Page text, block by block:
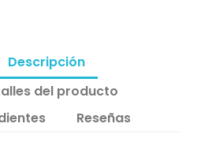
Descripción
del producto
Reseñas